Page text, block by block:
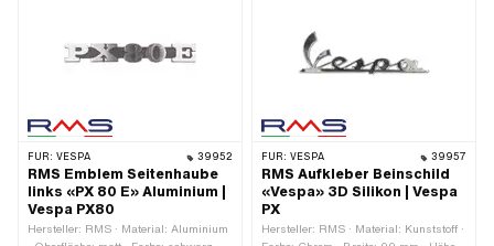
Nr.: 198179
FÜR: VESPA 39952
RMS Emblem Seitenhaube
links «PX 80 E» Aluminium |
Vespa PX80
Hersteller: RMS · Material: Aluminium
FÜR: VESPA 39957
RMS Aufkleber Beinschild
«Vespa» 3D Silikon | Vespa
PX
Hersteller: RMS · Material: Kunststoff ·